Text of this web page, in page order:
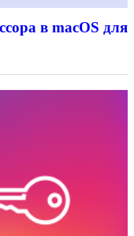
в macOS для